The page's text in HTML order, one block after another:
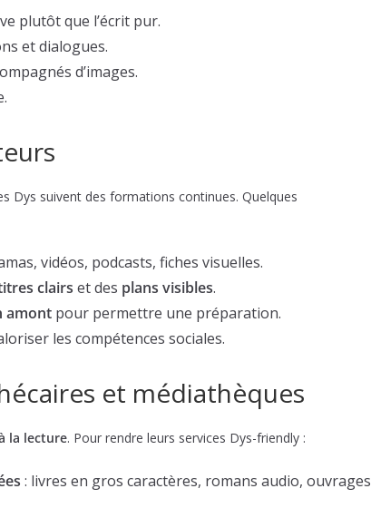
plutôt que l’écrit pur.
et dialogues.
d’images.
Dys suivent des formations continues. Quelques
vidéos, podcasts, fiches visuelles.
clairs et des plans visibles.
amont pour permettre une préparation.
les compétences sociales.
et médiathèques
la lecture. Pour rendre leurs services Dys-friendly :
: livres en gros caractères, romans audio, ouvrages